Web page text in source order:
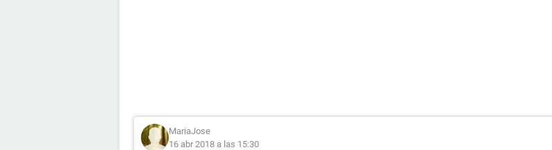
MariaJose
16 abr 2018 a las 15:30